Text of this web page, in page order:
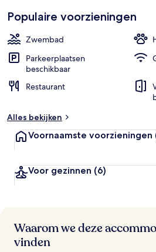
Populaire voorzieningen
Zwembad
Parkeerplaatsen
beschikbaar
Restaurant
Alles bekijken
Voornaamste voorzieningen
Voor gezinnen (6)
Waarom we deze
vinden